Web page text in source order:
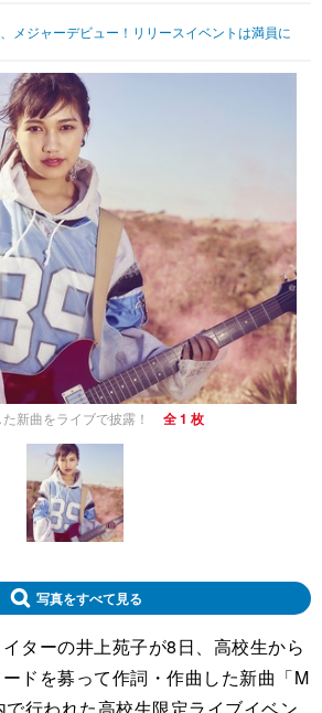
その他
メジャーデビュー！リリースイベントは満員に
新曲をライブで披露！ 全 1 枚
写真をすべて見る
ターの井上苑子が8日、高校生から
ドを募って作詞・作曲した新曲「M